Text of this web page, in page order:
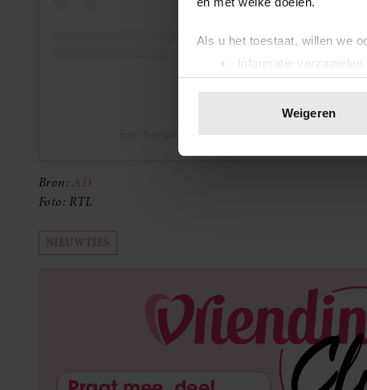
Als u het toestaat, willen we
Informatie
Uw apparaat
toestemming op elk moment
We gebruiken cookies om
websiteverkeer te
media, adverteren en
verstrekt of die ze hebben
Weigeren
Bron: AD
Foto: RTL
NIEUWTJES